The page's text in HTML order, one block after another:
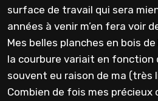
surface de travail qui sera
années à venir m’en fera voir
Mes belles planches en bois
la courbure variait en fonction
souvent eu raison de ma
Combien de fois mes précieux